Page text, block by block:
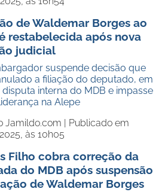
de Waldemar Borges ao
restabelecida após nova
judicial
suspende decisão que
a filiação do deputado, em
disputa interna do MDB e impasse
na Alepe
Jamildo.com | Publicado em
às 10h05
Filho cobra correção da
do MDB após suspensão
de Waldemar Borges